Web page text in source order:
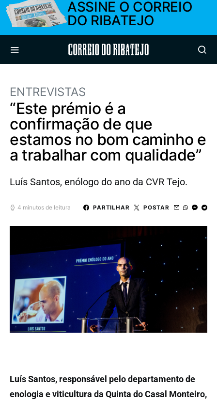
ASSINE O CORREIO
DO RIBATEJO
Correio do Ribatejo
ENTREVISTAS
“Este prémio é a
confirmação de que
estamos no bom caminho e
a trabalhar com qualidade”
Luís Santos, enólogo do ano da CVR Tejo.
4 minutos de leitura PARTILHAR POSTAR
Luís Santos, responsável pelo departamento de
enologia e viticultura da Quinta do Casal Monteiro,